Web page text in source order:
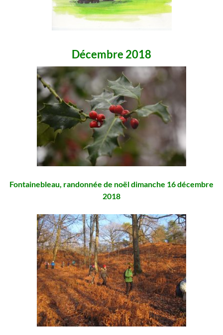
Décembre 2018
Fontainebleau, randonnée de noël dimanche 16 décembre
2018